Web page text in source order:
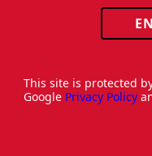
This site is protected
Google Privacy Policy